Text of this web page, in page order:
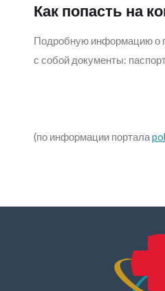
Как попасть на
Подробную информацию о
с собой документы:
(по информации портала